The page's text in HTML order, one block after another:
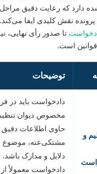
دارد که رعایت دقیق مراحل
نقش کلیدی ایفا می‌کند.
تا صدور رأی نهایی،
است.
توضیحات
و
دادخواست باید در
مخصوص دیوان
حاوی اطلاعات
مشتکی‌عنه، موضوع
دلایل و مدارک باشد.
دادخواست معمولاً